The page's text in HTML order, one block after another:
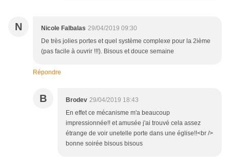
N Nicole Falbalas 29/04/2019 09:30
De très jolies portes et quel système complexe pour la 2ième
(pas facile à ouvrir !!!). Bisous et douce semaine
Répondre
B Brodev 29/04/2019 18:43
En effet ce mécanisme m'a beaucoup
impressionnée!! et amusée j'ai trouvé cela assez
étrange de voir unetelle porte dans une église!!<br />
bonne soirée bisous bisous